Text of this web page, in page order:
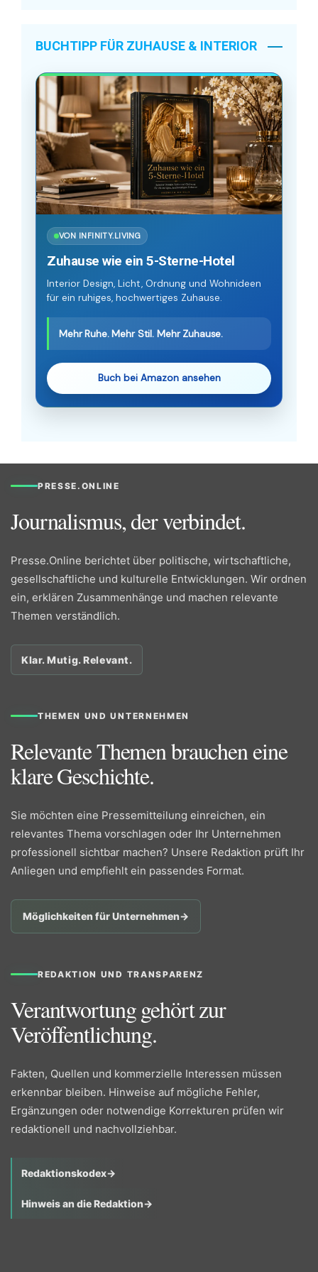
BUCHTIPP FÜR ZUHAUSE & INTERIOR
VON INFINITY.LIVING
Zuhause wie ein 5-Sterne-Hotel
Interior Design, Licht, Ordnung und Wohnideen
für ein ruhiges, hochwertiges Zuhause.
Mehr Ruhe. Mehr Stil. Mehr Zuhause.
Buch bei Amazon ansehen
PRESSE.ONLINE
Journalismus, der verbindet.
Presse.Online berichtet über politische, wirtschaftliche,
gesellschaftliche und kulturelle Entwicklungen. Wir ordnen
ein, erklären Zusammenhänge und machen relevante
Themen verständlich.
Klar. Mutig. Relevant.
THEMEN UND UNTERNEHMEN
Relevante Themen brauchen eine
klare Geschichte.
Sie möchten eine Pressemitteilung einreichen, ein
relevantes Thema vorschlagen oder Ihr Unternehmen
professionell sichtbar machen? Unsere Redaktion prüft Ihr
Anliegen und empfiehlt ein passendes Format.
Möglichkeiten für Unternehmen→
REDAKTION UND TRANSPARENZ
Verantwortung gehört zur
Veröffentlichung.
Fakten, Quellen und kommerzielle Interessen müssen
erkennbar bleiben. Hinweise auf mögliche Fehler,
Ergänzungen oder notwendige Korrekturen prüfen wir
redaktionell und nachvollziehbar.
Redaktionskodex→
Hinweis an die Redaktion→